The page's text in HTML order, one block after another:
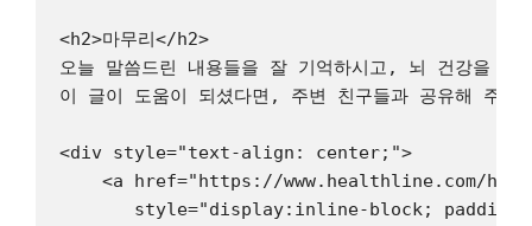
<h2>마무리</h2>
오늘 말씀드린 내용들을 잘 기억하시고, 뇌 건강을
이 글이 도움이 되셨다면, 주변 친구들과 공유해 주
<div style="text-align: center;">
<a href="https://www.healthline.com/
style="display:inline-block;